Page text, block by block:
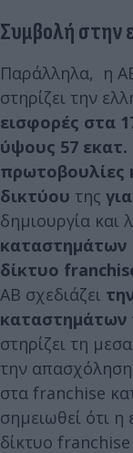
Συμβολή στην
Παράλληλα, η
στηρίζει την
εισφορές στα
ύψους 57 εκατ.
πρωτοβουλίες
δικτύου της
δημιουργία και
καταστημάτων
δίκτυο
ΑΒ σχεδιάζει
καταστημάτων
στηρίζει τη
την
στα franchise
σημειωθεί ότι η
δίκτυο